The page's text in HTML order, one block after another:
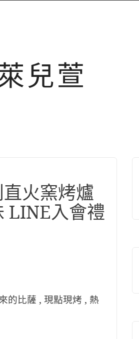
兒萱
火窯烤爐
LINE入會禮
的比薩 , 現點現烤 , 熱